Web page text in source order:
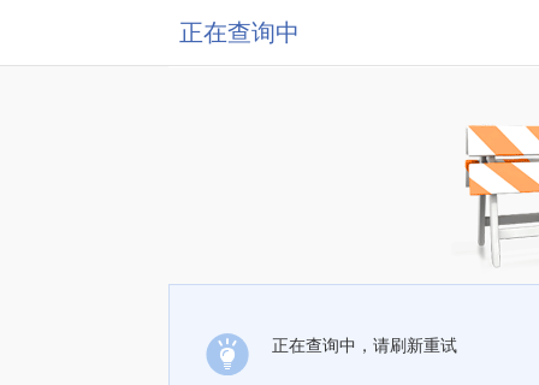
正在查询中
正在查询中，请刷新重试